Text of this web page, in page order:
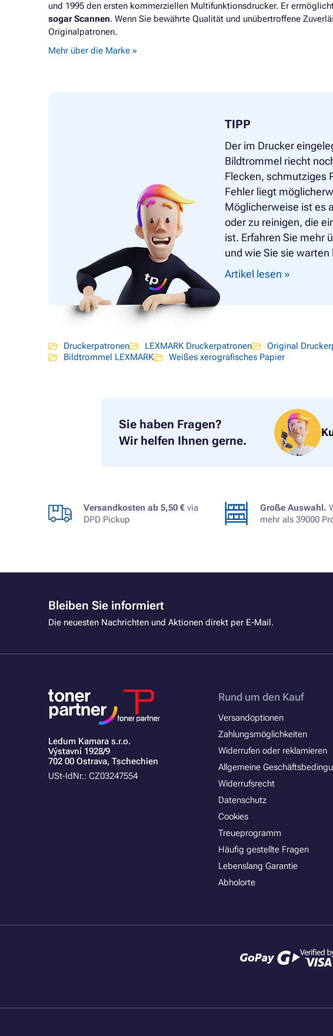
und 1995 den ersten kommerziellen Multifunktionsdrucker. Er
sogar Scannen. Wenn Sie bewährte Qualität und unübertroffene
Originalpatronen.
Mehr über die Marke »
TIPP
Der im Drucker
Bildtrommel riecht
Flecken, schmutziges
Fehler liegt
Möglicherweise ist es
oder zu reinigen, die
ist. Erfahren Sie mehr
und wie Sie sie warten
Artikel lesen »
Druckerpatronen LEXMARK Druckerpatronen Original
Bildtrommel LEXMARK
Weißes xerografisches Papier
Sie haben Fragen?
Wir helfen Ihnen gerne.
Versandkosten ab 5,50 € via
DPD Pickup
Große Auswahl.
mehr als 39000
Bleiben Sie informiert
Die neuesten Nachrichten und Aktionen direkt per E-Mail.
Ledum Kamara s.r.o.
Výstavní 1928/9
702 00 Ostrava, Tschechien
USt-IdNr.: CZ03247554
Rund um den Kauf
Versandoptionen
Zahlungsmöglichkeiten
Widerrufen oder reklamieren
Allgemeine
Widerrufsrecht
Datenschutz
Cookies
Treueprogramm
Häufig gestellte Fragen
Lebenslang Garantie
Abholorte